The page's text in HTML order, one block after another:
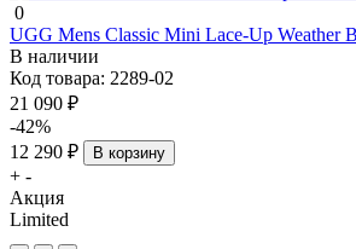
0
UGG Mens Classic Mini Lace-Up Weather
В наличии
Код товара: 2289-02
21 090 ₽
-42%
12 290 ₽
В корзину
+ -
Акция
Limited